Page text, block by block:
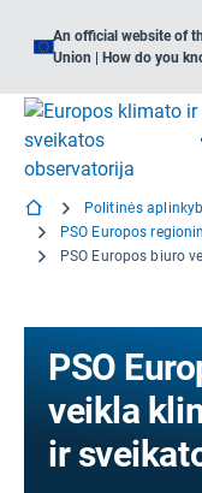
An official website of
Union | How do you
Politinės
PSO
veikla
ir